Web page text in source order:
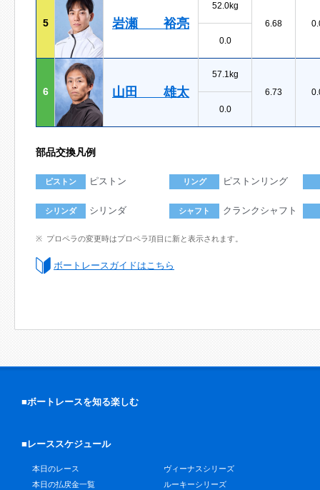
5 岩瀬 裕亮
52.0kg
6.68
0.0
6 山田 雄太
57.1kg
6.73
0.0
部品交換凡例
ピストン ピストン リング ピストンリング
シリンダ シリンダ シャフト クランクシャフト
プロペラの変更時はプロペラ項目に新と表示されます。
ボートレースガイドはこちら
■ボートレースを知る楽しむ
■レーススケジュール
本日のレース
本日の払戻金一覧
ヴィーナスシリーズ
ルーキーシリーズ